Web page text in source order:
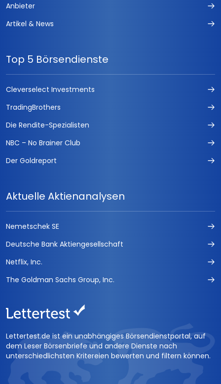
Anbieter
Artikel & News
Top 5 Börsendienste
Cleverselect Investments
TradingBrothers
Die Rendite-Spezialisten
NBC – No Brainer Club
Der Goldreport
Aktuelle Aktienanalysen
Nemetschek SE
Deutsche Bank Aktiengesellschaft
Netflix, Inc.
The Goldman Sachs Group, Inc.
Lettertest.de ist ein unabhängiges Börsendienstportal, auf
dem Leser Börsenbriefe und andere Dienste nach
unterschiedlichsten Kritereien bewerten und filtern können.